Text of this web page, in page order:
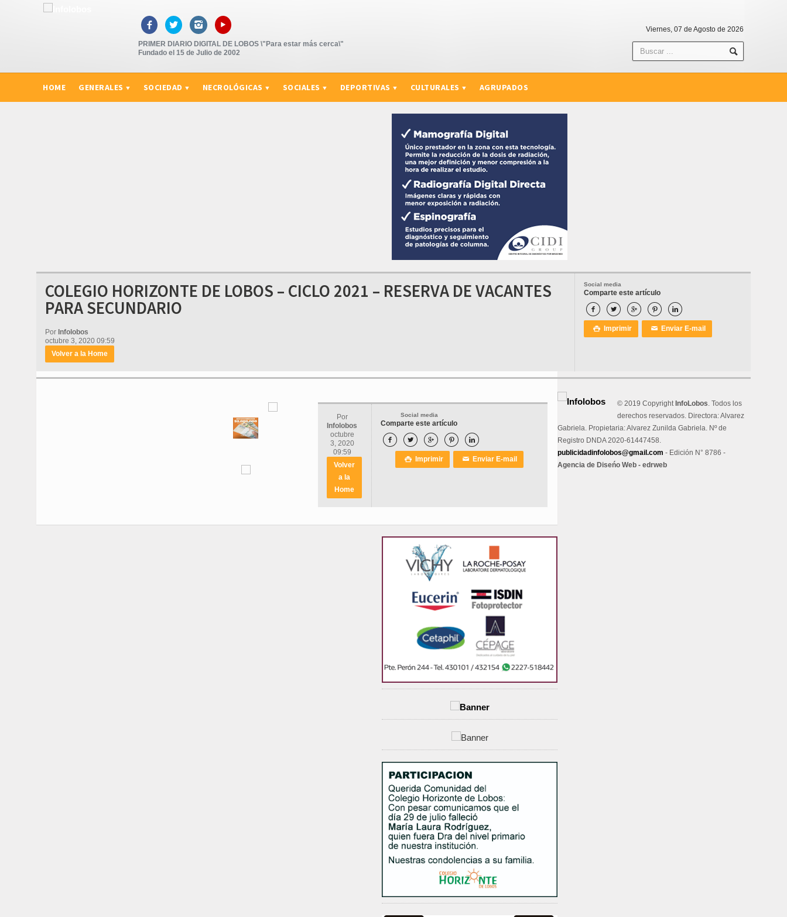
   ▸
PRIMER DIARIO DIGITAL DE LOBOS \"Para estar más cerca\"
Fundado el 15 de Julio de 2002
Viernes, 07 de Agosto de 2026
HOME GENERALES SOCIEDAD NECROLÓGICAS SOCIALES DEPORTIVAS CULTURALES AGRUPADOS
Social media
Comparte este artículo
    
 Imprimir ✉ Enviar E-mail
COLEGIO HORIZONTE DE LOBOS – CICLO 2021 – RESERVA DE VACANTES
PARA SECUNDARIO
Por Infolobos
octubre 3, 2020 09:59
Volver a la Home
Social media
Comparte este artículo
    
Imprimir ✉Enviar E-mail
Por
Infolobos
octubre
3, 2020
09:59
Volver
a la
Home
© 2019 Copyright InfoLobos. Todos los
derechos reservados. Directora: Alvarez
Gabriela. Propietaria: Alvarez Zunilda Gabriela. Nº de
Registro DNDA 2020-61447458.
publicidadinfolobos@gmail.com - Edición N° 8786 -
Agencia de Diseńo Web - edrweb